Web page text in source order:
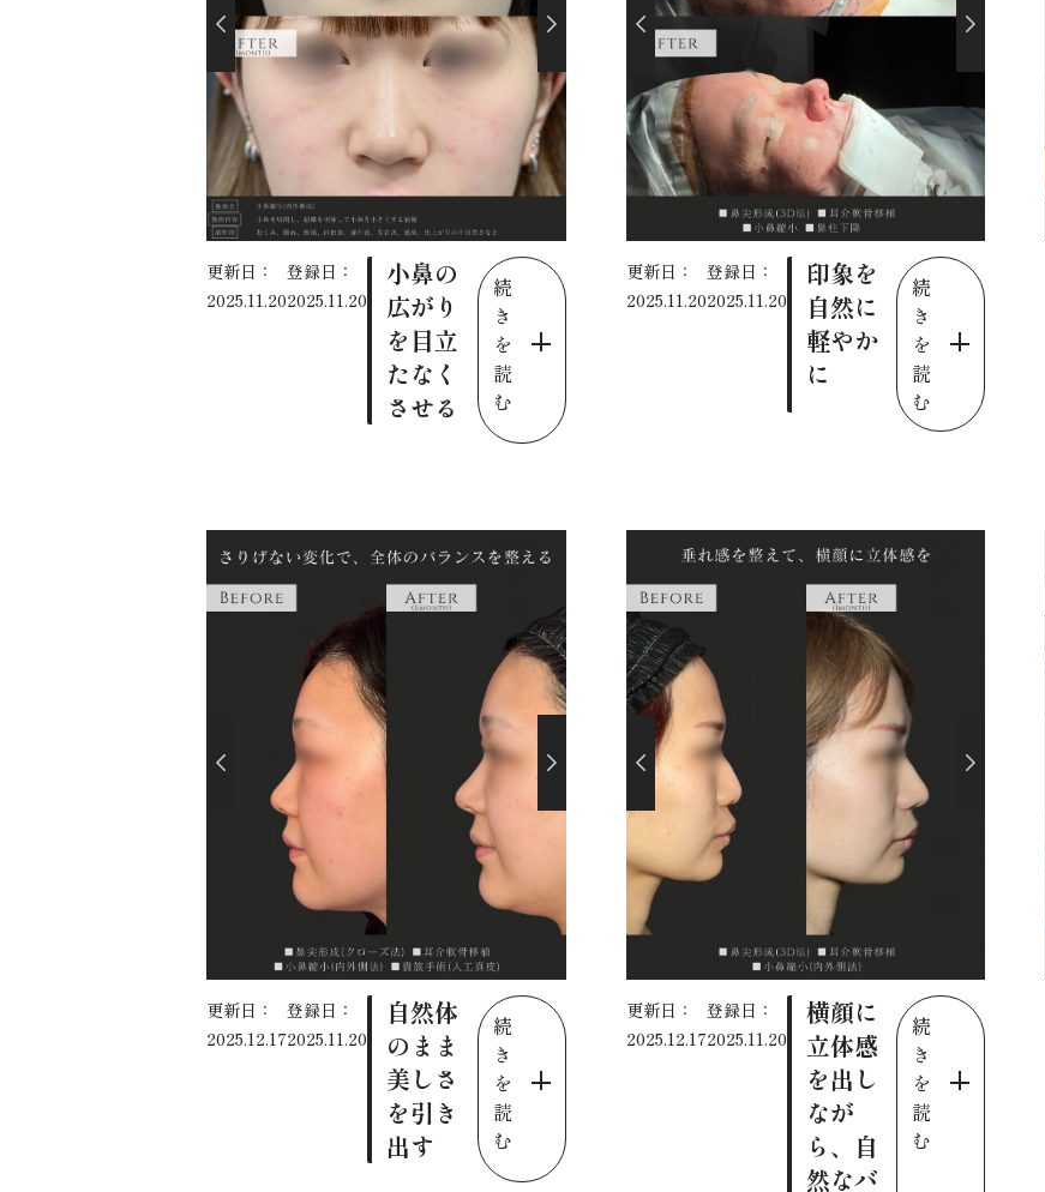
更新日：
2025.11.20
登録日：
2025.11.20
小鼻の
広がり
を目立
たなく
させる
続
き
を
読
む
更新日：
2025.11.20
登録日：
2025.11.20
印象を
自然に
軽やか
に
続
き
を
読
む
更新日：
2025.12.17
登録日：
2025.11.20
自然体
のまま
美しさ
を引き
出す
続
き
を
読
む
更新日：
2025.12.17
登録日：
2025.11.20
横顔に
立体感
を出し
なが
ら、自
然なバ
続
き
を
読
む